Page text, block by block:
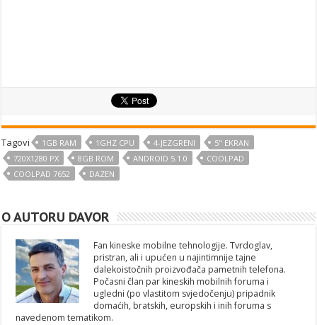
Tagovi 1GB RAM 1GHZ CPU 4-JEZGRENI
5" EKRAN
720X1280 PX
8GB ROM ANDROID 5.1.0
COOLPAD
COOLPAD 7652
DAZEN
O AUTORU DAVOR
Fan kineske mobilne tehnologije. Tvrdoglav,
pristran, ali i upućen u najintimnije tajne
dalekoistočnih proizvođača pametnih telefona.
Počasni član par kineskih mobilnih foruma i
ugledni (po vlastitom svjedočenju) pripadnik
domaćih, bratskih, europskih i inih foruma s
navedenom tematikom.